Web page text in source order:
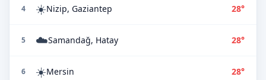
4 ☀️Nizip, Gaziantep 28°
5 ☁️Samandağ, Hatay 28°
6 ☀️Mersin 28°